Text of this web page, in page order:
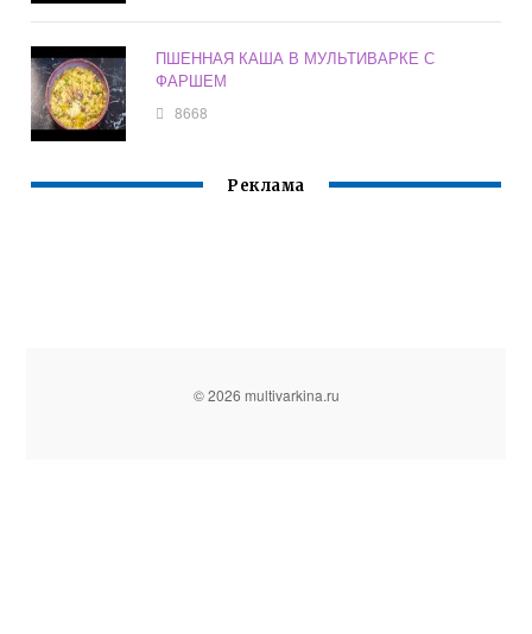
ПШЕННАЯ КАША В МУЛЬТИВАРКЕ С
ФАРШЕМ
8668
Реклама
© 2026 multivarkina.ru